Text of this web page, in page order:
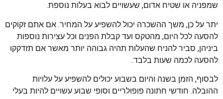
שמפניה או שטיח אדום, שעשויים לבוא בעלות נוספת.
יתר על כן, משך ההשכרה יכול להשפיע על המחיר. אם אתם זקוקים
להסעה לכל היום, מהטקס ועד קבלת הפנים וכל עצירות נוספות
ביניהן, סביר להניח שהעלות תהיה גבוהה יותר מאשר אם תזדקקו
להסעה לכמה שעות בלבד.
לבסוף, הזמן בשנה והיום בשבוע יכולים להשפיע על עלויות
ההובלה. חודשי חתונה פופולריים וסופי שבוע עשויים להיות בעלי